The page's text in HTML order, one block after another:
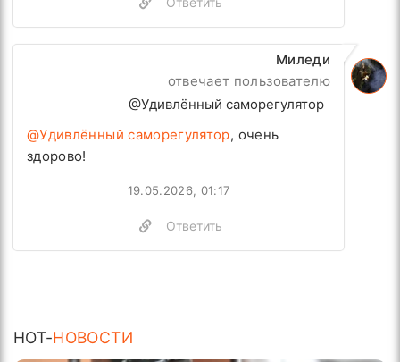
Миледи
отвечает пользователю
@Удивлённый саморегулятор
@Удивлённый саморегулятор, очень
здорово!
Ответить
19.05.2026, 01:17
HOT-НОВОСТИ